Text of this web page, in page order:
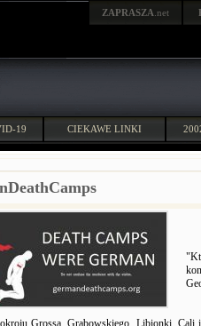
ZAPRASZA .net
19 CIEKAWE LINKI
Grossa, Grabowskiego, Libionki,